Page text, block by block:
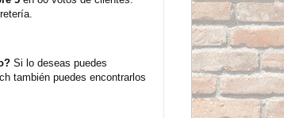
Si lo deseas puedes
también puedes encontrarlos